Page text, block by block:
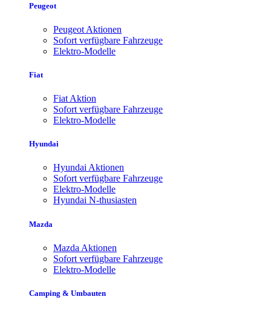
Peugeot
Peugeot Aktionen
Sofort verfügbare Fahrzeuge
Elektro-Modelle
Fiat
Fiat Aktion
Sofort verfügbare Fahrzeuge
Elektro-Modelle
Hyundai
Hyundai Aktionen
Sofort verfügbare Fahrzeuge
Elektro-Modelle
Hyundai N-thusiasten
Mazda
Mazda Aktionen
Sofort verfügbare Fahrzeuge
Elektro-Modelle
Camping & Umbauten